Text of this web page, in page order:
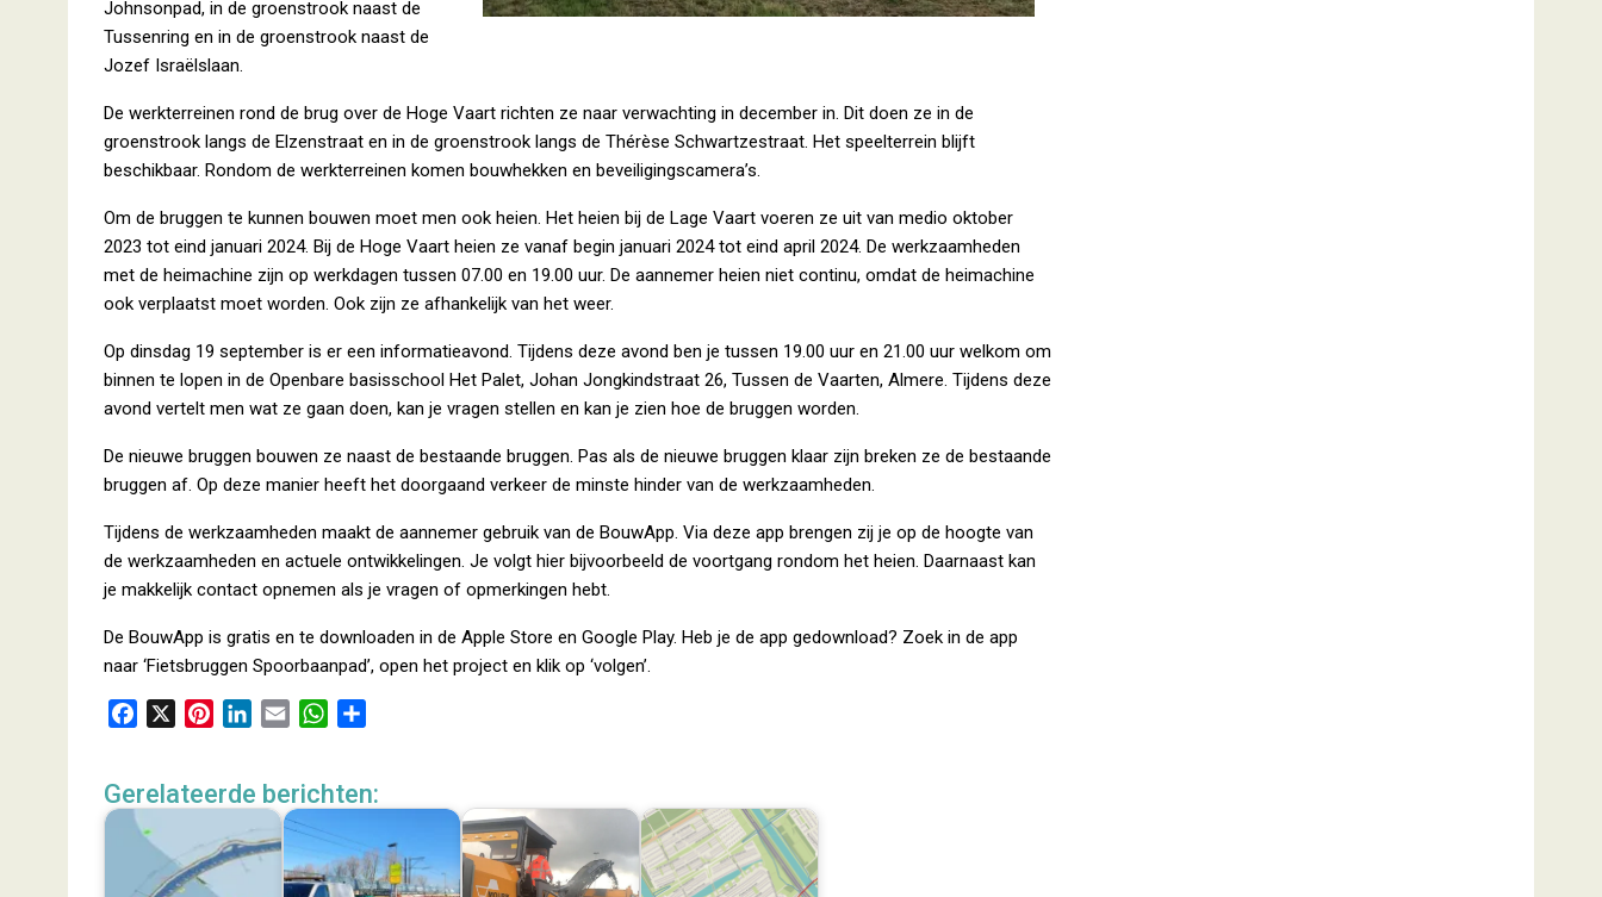
Johnsonpad, in de groenstrook naast de
Tussenring en in de groenstrook naast de
Jozef Israëlslaan.
De werkterreinen rond de brug over de Hoge Vaart richten ze naar verwachting in december in. Dit doen ze in de
groenstrook langs de Elzenstraat en in de groenstrook langs de Thérèse Schwartzestraat. Het speelterrein blijft
beschikbaar. Rondom de werkterreinen komen bouwhekken en beveiligingscamera’s.
Om de bruggen te kunnen bouwen moet men ook heien. Het heien bij de Lage Vaart voeren ze uit van medio oktober
2023 tot eind januari 2024. Bij de Hoge Vaart heien ze vanaf begin januari 2024 tot eind april 2024. De werkzaamheden
met de heimachine zijn op werkdagen tussen 07.00 en 19.00 uur. De aannemer heien niet continu, omdat de heimachine
ook verplaatst moet worden. Ook zijn ze afhankelijk van het weer.
Op dinsdag 19 september is er een informatieavond. Tijdens deze avond ben je tussen 19.00 uur en 21.00 uur welkom om
binnen te lopen in de Openbare basisschool Het Palet, Johan Jongkindstraat 26, Tussen de Vaarten, Almere. Tijdens deze
avond vertelt men wat ze gaan doen, kan je vragen stellen en kan je zien hoe de bruggen worden.
De nieuwe bruggen bouwen ze naast de bestaande bruggen. Pas als de nieuwe bruggen klaar zijn breken ze de bestaande
bruggen af. Op deze manier heeft het doorgaand verkeer de minste hinder van de werkzaamheden.
Tijdens de werkzaamheden maakt de aannemer gebruik van de BouwApp. Via deze app brengen zij je op de hoogte van
de werkzaamheden en actuele ontwikkelingen. Je volgt hier bijvoorbeeld de voortgang rondom het heien. Daarnaast kan
je makkelijk contact opnemen als je vragen of opmerkingen hebt.
De BouwApp is gratis en te downloaden in de Apple Store en Google Play. Heb je de app gedownload? Zoek in de app
naar ‘Fietsbruggen Spoorbaanpad’, open het project en klik op ‘volgen’.
e
b
t
r
k
d
i
l
W
t
A
p
e
Gerelateerde berichten: